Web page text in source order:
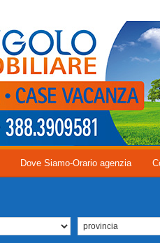
Dove Siamo-Orario agenzia